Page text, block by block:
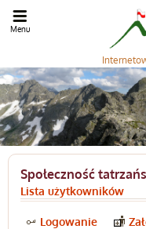
Menu
Społeczność
Lista użytkowników
Logowanie